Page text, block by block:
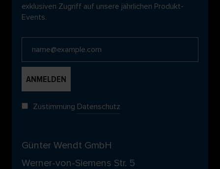
exklusiven Zugriff auf unsere jährlichen Produkt-
Events.
Zustimmung Datenschutz
Günter Wendt GmbH
Werner-von-Siemens Str. 5